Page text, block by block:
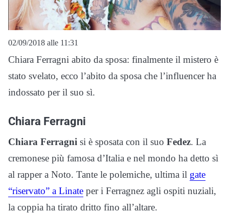
02/09/2018 alle 11:31
Chiara Ferragni abito da sposa: finalmente il mistero è
stato svelato, ecco l’abito da sposa che l’influencer ha
indossato per il suo sì.
Chiara Ferragni
Chiara Ferragni si è sposata con il suo Fedez. La
cremonese più famosa d’Italia e nel mondo ha detto sì
al rapper a Noto. Tante le polemiche, ultima il gate
“riservato” a Linate per i Ferragnez agli ospiti nuziali,
la coppia ha tirato dritto fino all’altare.